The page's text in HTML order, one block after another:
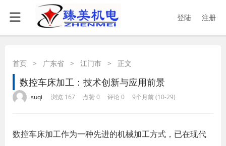
登陆 注册
首页 > 广东省 > 江门市 > 正文
数控车床加工：技术创新与应用前景
suqi 浏览 167 点赞 0 评论 0 9个月前 (10-29)
数控车床加工作为一种先进的机械加工方式，已在现代